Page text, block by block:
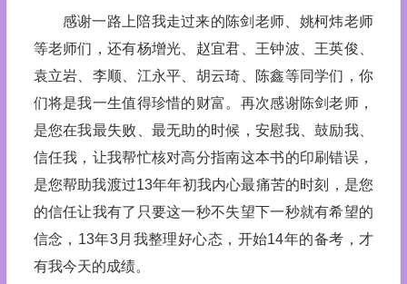
感谢一路上陪我走过来的陈剑老师、姚柯炜老师
等老师们，还有杨增光、赵宜君、王钟波、王英俊、
袁立岩、李顺、江永平、胡云琦、陈鑫等同学们，你
们将是我一生值得珍惜的财富。再次感谢陈剑老师，
是您在我最失败、最无助的时候，安慰我、鼓励我、
信任我，让我帮忙核对高分指南这本书的印刷错误，
是您帮助我渡过13年年初我内心最痛苦的时刻，是您
的信任让我有了只要这一秒不失望下一秒就有希望的
信念，13年3月我整理好心态，开始14年的备考，才
有我今天的成绩。